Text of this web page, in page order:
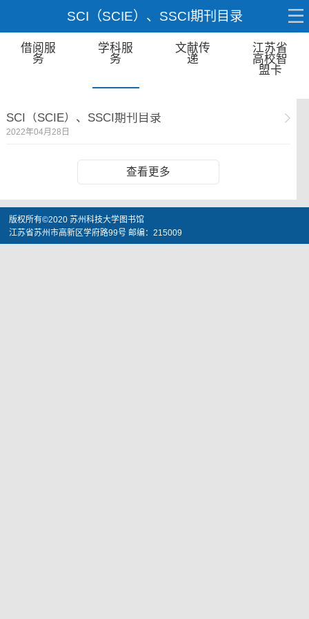
SCI（SCIE）、SSCI期刊目录
借阅服
务
学科服
务
文献传
递
江苏省
高校智
盟卡
SCI（SCIE）、SSCI期刊目录
2022年04月28日
查看更多
版权所有©2020 苏州科技大学图书馆
江苏省苏州市高新区学府路99号 邮编：215009